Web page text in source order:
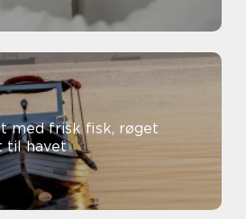
med frisk fisk, røget
til havet